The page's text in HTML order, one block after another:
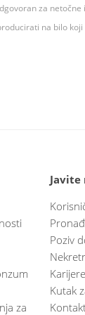
za
na bilo
za
Javite
Poziv
Karijere
Kutak